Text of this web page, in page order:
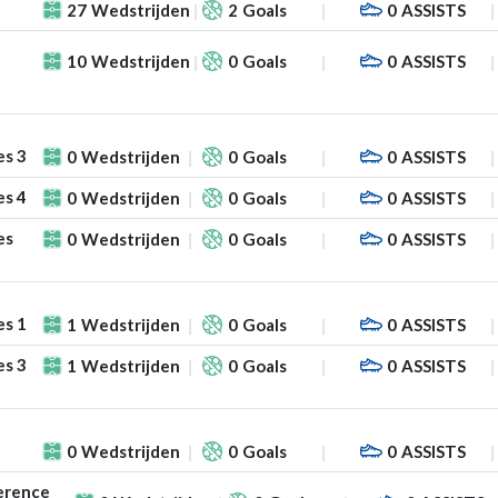
27 Wedstrijden 2 Goals 0 ASSISTS
10 Wedstrijden 0 Goals 0 ASSISTS
3 0 Wedstrijden 0 Goals 0 ASSISTS
4 0 Wedstrijden 0 Goals 0 ASSISTS
0 Wedstrijden 0 Goals 0 ASSISTS
1 1 Wedstrijden 0 Goals 0 ASSISTS
3 1 Wedstrijden 0 Goals 0 ASSISTS
0 Wedstrijden 0 Goals 0 ASSISTS